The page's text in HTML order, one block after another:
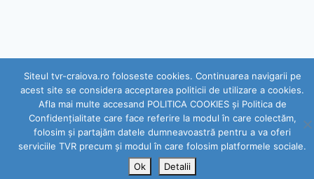
Siteul tvr-craiova.ro foloseste cookies. Continuarea navigarii pe
acest site se considera acceptarea politicii de utilizare a cookies.
Afla mai multe accesand POLITICA COOKIES și Politica de
Confidenţialitate care face referire la modul în care colectăm,
folosim şi partajăm datele dumneavoastră pentru a va oferi
serviciile TVR precum şi modul în care folosim platformele sociale.
Ok
Detalii